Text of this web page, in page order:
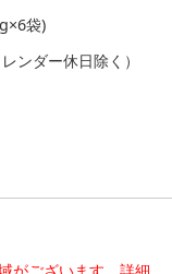
袋)
ンダー休日除く）